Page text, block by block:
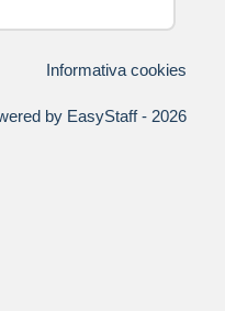
Informativa cookies
by EasyStaff - 2026